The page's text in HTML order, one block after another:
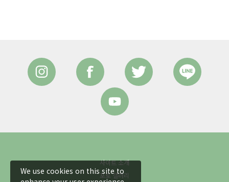
사이트 소개
포토 갤러리
We use cookies on this site to